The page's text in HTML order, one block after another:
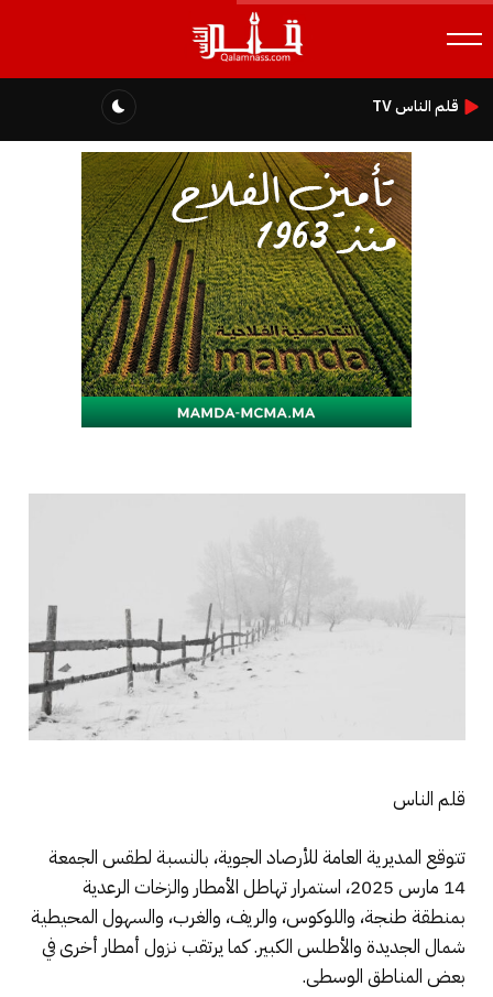
قلم الناس TV
قلم الناس
تتوقع المديرية العامة للأرصاد الجوية، بالنسبة لطقس الجمعة
14 مارس 2025، استمرار تهاطل الأمطار والزخات الرعدية
بمنطقة طنجة، واللوكوس، والريف، والغرب، والسهول المحيطية
شمال الجديدة والأطلس الكبير. كما يرتقب نزول أمطار أخرى في
بعض المناطق الوسطى.